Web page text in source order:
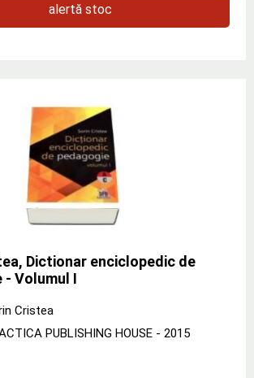
alertă stoc
Dictionar enciclopedic de
- Volumul I
Cristea
PUBLISHING HOUSE - 2015